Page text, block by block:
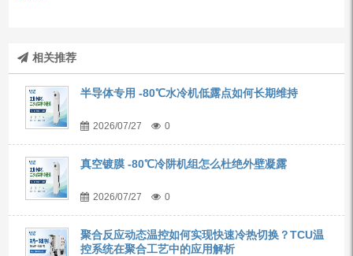
相关推荐
半导体专用 -80℃水冷机低露点如何长期维持
2026/07/27 0
真空镀膜 -80℃冷阱机组怎么杜绝外壁凝露
2026/07/27 0
聚合反应动态温控如何实现快速冷热切换？TCU温
控系统在聚合工艺中的应用解析